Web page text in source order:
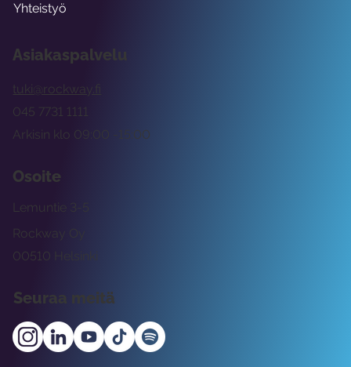
Asiakaspalvelu
tuki@rockway.fi
Arkisin klo 09:00 -15:00
045 7731 1111
Osoite
Rockway Oy
Lemuntie 3-5
00510 Helsinki
Seuraa meitä
Yhteistyö